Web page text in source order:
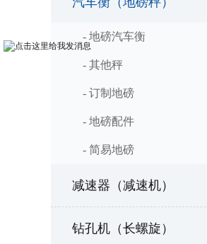
- 地磅汽车衡
- 其他秤
- 订制地磅
- 地磅配件
- 简易地磅
减速器（减速机）
钻孔机（长螺旋）